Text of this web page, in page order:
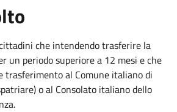
che intendendo trasferire la
un periodo superiore a 12 mesi e che
trasferimento al Comune italiano di
o al Consolato italiano dello